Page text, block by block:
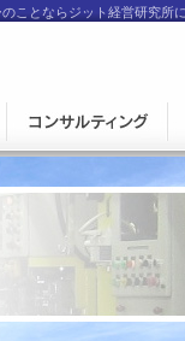
とならジット経営研究所